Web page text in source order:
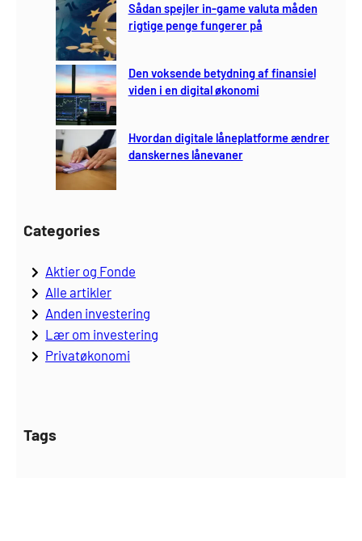
Sådan spejler in-game valuta måden
rigtige penge fungerer på
Den voksende betydning af finansiel
viden i en digital økonomi
Hvordan digitale låneplatforme ændrer
danskernes lånevaner
Categories
Aktier og Fonde
Alle artikler
Anden investering
Lær om investering
Privatøkonomi
Tags